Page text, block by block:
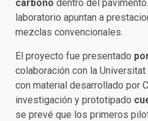
carbono dentro del
laboratorio apuntan a
mezclas convencionales.
El proyecto fue presentado
colaboración con la
con material desarrollado por
investigación y prototipado
se prevé que los primeros